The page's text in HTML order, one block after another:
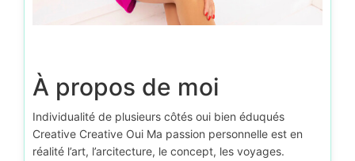
À propos de moi
Individualité de plusieurs côtés oui bien éduqués
Creative Creative Oui Ma passion personnelle est en
réalité l’art, l’arcitecture, le concept, les voyages.